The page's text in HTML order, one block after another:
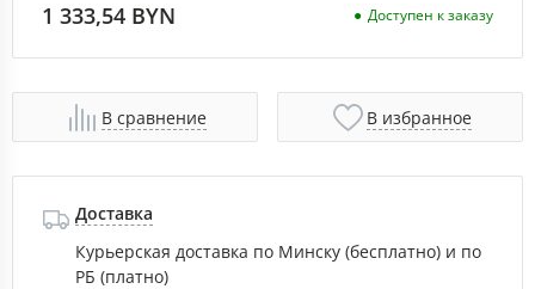
1 333,54 BYN Доступен к заказу
В сравнение В избранное
Доставка
Курьерская доставка по Минску (бесплатно) и по
РБ (платно)